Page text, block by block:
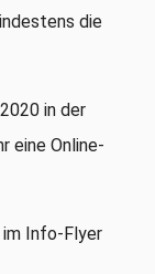
die
in der
eine Online-
Info-Flyer